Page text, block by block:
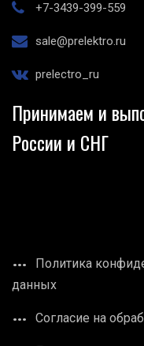
+7-3439-399-559
sale@prelektro.ru
prelectro_ru
Принимаем и
России и СНГ
Политика
данных
Согласие на